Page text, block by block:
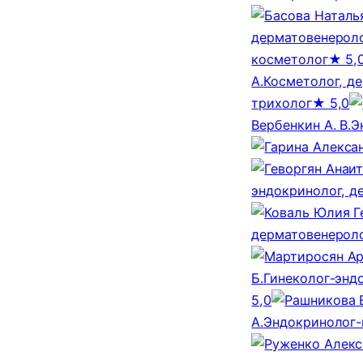
косметолог★
А.Косметолог,
трихолог★ 5,0
Вербенкин А. В.
эндокринолог,
Б.Гинеколог-
5,0
А.